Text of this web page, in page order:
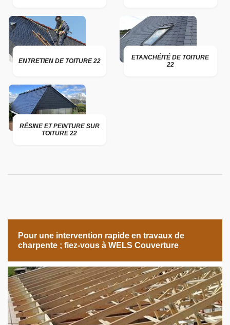
ENTRETIEN DE TOITURE 22
ETANCHÉITÉ DE TOITURE
22
RÉSINE ET PEINTURE SUR
TOITURE 22
Pour une intervention rapide en travaux de
charpente ; fiez-vous à WELS Couverture